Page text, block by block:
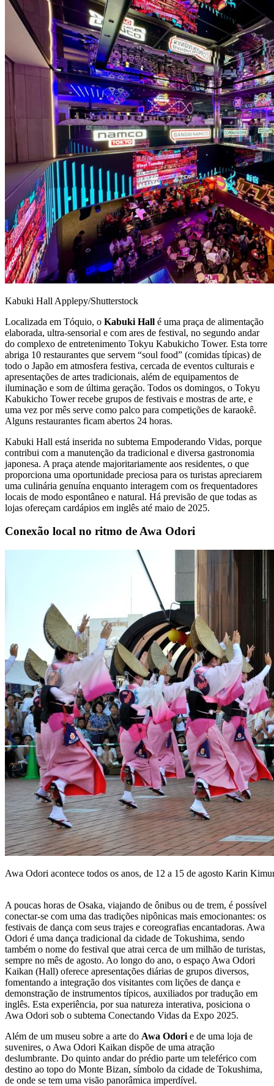
Kabuki Hall Applepy/Shutterstock
Localizada em Tóquio, o Kabuki Hall é uma praça de alimentação
elaborada, ultra-sensorial e com ares de festival, no segundo andar
do complexo de entretenimento Tokyu Kabukicho Tower. Esta torre
abriga 10 restaurantes que servem “soul food” (comidas típicas) de
todo o Japão em atmosfera festiva, cercada de eventos culturais e
apresentações de artes tradicionais, além de equipamentos de
iluminação e som de última geração. Todos os domingos, o Tokyu
Kabukicho Tower recebe grupos de festivais e mostras de arte, e
uma vez por mês serve como palco para competições de karaokê.
Alguns restaurantes ficam abertos 24 horas.
Kabuki Hall está inserida no subtema Empoderando Vidas, porque
contribui com a manutenção da tradicional e diversa gastronomia
japonesa. A praça atende majoritariamente aos residentes, o que
proporciona uma oportunidade preciosa para os turistas apreciarem
uma culinária genuína enquanto interagem com os frequentadores
locais de modo espontâneo e natural. Há previsão de que todas as
lojas ofereçam cardápios em inglês até maio de 2025.
Conexão local no ritmo de Awa Odori
Awa Odori acontece todos os anos, de 12 a 15 de agosto Karin
A poucas horas de Osaka, viajando de ônibus ou de trem, é possível
conectar-se com uma das tradições nipônicas mais emocionantes: os
festivais de dança com seus trajes e coreografias encantadoras. Awa
Odori é uma dança tradicional da cidade de Tokushima, sendo
também o nome do festival que atrai cerca de um milhão de turistas,
sempre no mês de agosto. Ao longo do ano, o espaço Awa Odori
Kaikan (Hall) oferece apresentações diárias de grupos diversos,
fomentando a integração dos visitantes com lições de dança e
demonstração de instrumentos típicos, auxiliados por tradução em
inglês. Esta experiência, por sua natureza interativa, posiciona o
Awa Odori sob o subtema Conectando Vidas da Expo 2025.
Além de um museu sobre a arte do Awa Odori e de uma loja de
suvenires, o Awa Odori Kaikan dispõe de uma atração
deslumbrante. Do quinto andar do prédio parte um teleférico com
destino ao topo do Monte Bizan, símbolo da cidade de Tokushima,
de onde se tem uma visão panorâmica imperdível.